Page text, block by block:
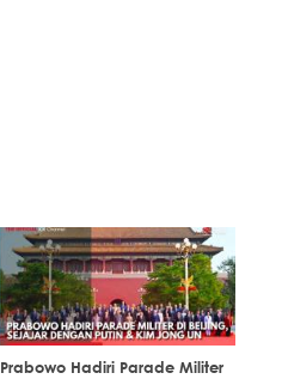
Prabowo Hadiri Parade Militer